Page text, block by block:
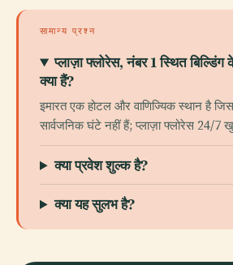
सामान्य प्रश्न
प्लाज़ा फ्लोरेस, नंबर 1 स्थित बिल्डिंग
क्या हैं?
इमारत एक होटल और वाणिज्यिक स्थान है
सार्वजनिक घंटे नहीं हैं; प्लाज़ा फ्लोरेस 24/7
क्या प्रवेश शुल्क है?
क्या यह सुलभ है?